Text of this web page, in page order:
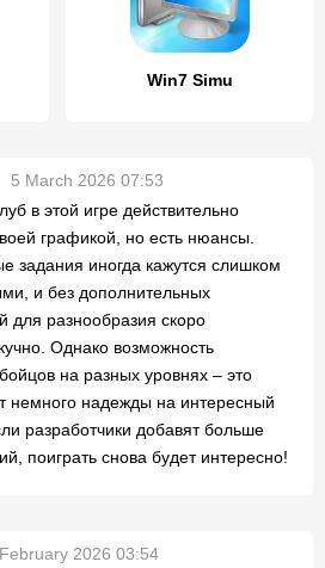
Win7 Simu
5 March 2026 07:53
в этой игре действительно
графикой, но есть нюансы.
задания иногда кажутся слишком
и без дополнительных
для разнообразия скоро
Однако возможность
на разных уровнях – это
немного надежды на интересный
разработчики добавят больше
поиграть снова будет интересно!
2026 03:54